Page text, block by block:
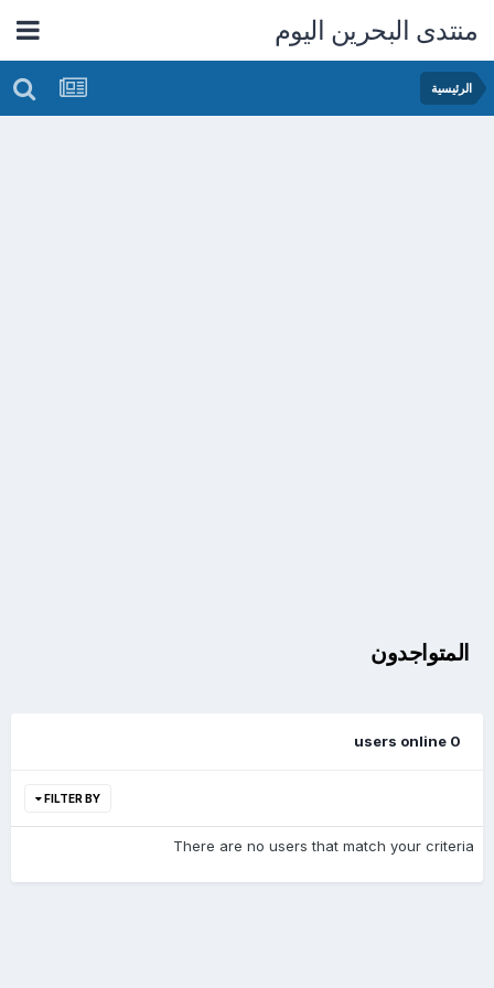
منتدى البحرين اليوم
الرئيسية
المتواجدون
0 users online
FILTER BY
There are no users that match your criteria